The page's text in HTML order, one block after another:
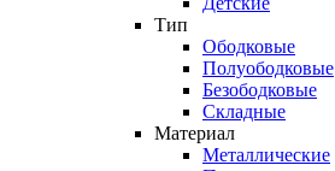
Тип
Ободковые
Полуободковые
Безободковые
Складные
Материал
Металлические